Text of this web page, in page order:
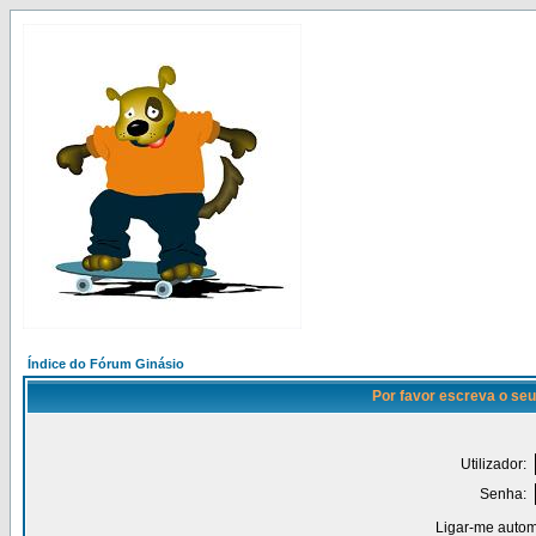
Índice do Fórum Ginásio
Por favor escreva o
Utilizador:
Senha:
Ligar-me